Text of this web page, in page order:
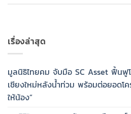
เรื่องล่าสุด
มูลนิธิไทยคม จับมือ SC Asset ฟื้นฟู
เชียงใหม่หลังน้ำท่วม พร้อมต่อยอดโ
ให้น้อง”